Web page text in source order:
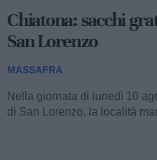
Chiatona: sacchi
San Lorenzo
MASSAFRA
Nella giornata di lunedì 10
di San Lorenzo, la località